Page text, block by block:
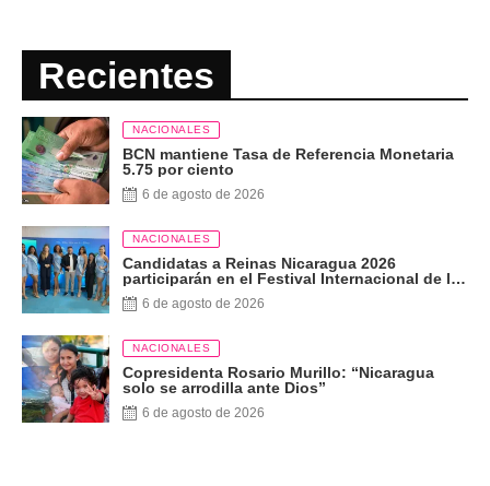
Recientes
NACIONALES
BCN mantiene Tasa de Referencia Monetaria
5.75 por ciento
6 de agosto de 2026
NACIONALES
Candidatas a Reinas Nicaragua 2026
participarán en el Festival Internacional de las
Artes, Cultura y Gastronomía
6 de agosto de 2026
NACIONALES
Copresidenta Rosario Murillo: “Nicaragua
solo se arrodilla ante Dios”
6 de agosto de 2026